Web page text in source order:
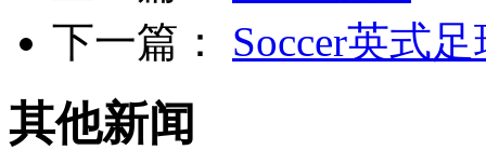
下一篇： Soccer英式足
其他新闻